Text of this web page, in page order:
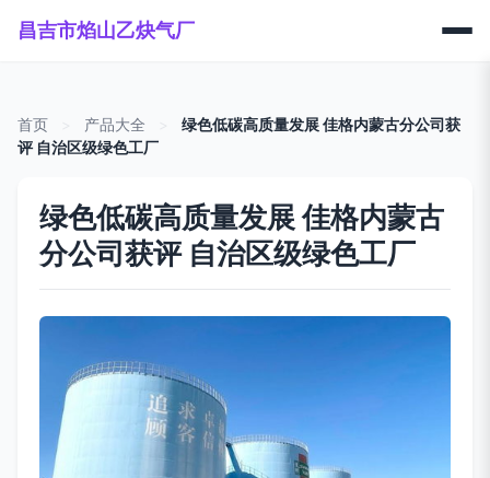
昌吉市焰山乙炔气厂
首页 产品大全
绿色低碳高质量发展 佳格内蒙古分公司获
评 自治区级绿色工厂
绿色低碳高质量发展 佳格内蒙古
分公司获评 自治区级绿色工厂